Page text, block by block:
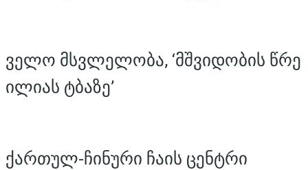
ველო მსვლელობა, ‘მშვიდობის წრე
ილიას ტბაზე’
ქართულ-ჩინური ჩაის ცენტრი